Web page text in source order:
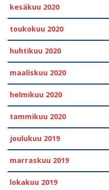
kesäkuu 2020
toukokuu 2020
huhtikuu 2020
maaliskuu 2020
helmikuu 2020
tammikuu 2020
joulukuu 2019
marraskuu 2019
lokakuu 2019